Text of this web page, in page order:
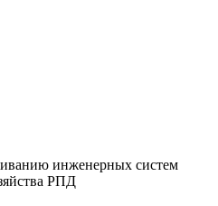
инженерных систем
РПД